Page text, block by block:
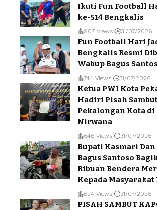
Ikuti Fun Football
ke-514 Bengkalis
907 Views 31/07/2026
Fun Football Hari
Bengkalis Resmi
Wabup Bagus
744 Views 31/07/2026
Ketua PWI Kota
Hadiri Pisah
Pekalongan Kota di
Nirwana
646 Views 31/07/2026
Bupati Kasmari Dan
Bagus Santoso
Ribuan Bendera
Kepada
624 Views 31/07/2026
PISAH SAMBUT